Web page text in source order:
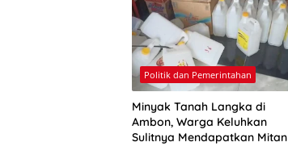
Politik dan Pemerintahan
Minyak Tanah Langka di
Ambon, Warga Keluhkan
Sulitnya Mendapatkan Mitan